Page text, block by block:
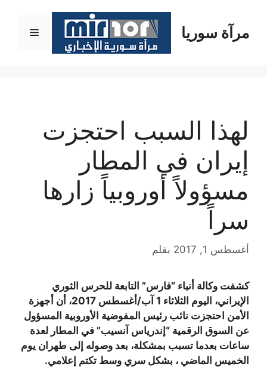
المحتوىمرآة سوريا القائمة
لهذا السبب احتجزت
إيران في المطار
مسؤولاً أوروبياً زارها
سراً
أغسطس 1, 2017 بقلم
كشفت وكالة أنباء “فارس” التابعة للحرس الثوري
الإيراني، اليوم الثلاثاء 1 آب/أغسطس 2017، أن أجهزة
الأمن احتجزت نائب رئيس المفوضية الأوروبية المسؤول
عن السوق الرقمية “إندرياس آنسيب” في المطار لعدة
ساعات بعدما تسبب بمشكلة، بعد وصوله إلى طهران يوم
الخميس الماضي ، بشكل سري وسط تكتم إعلامي.